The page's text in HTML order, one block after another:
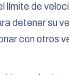
límite de
detener su
con otros